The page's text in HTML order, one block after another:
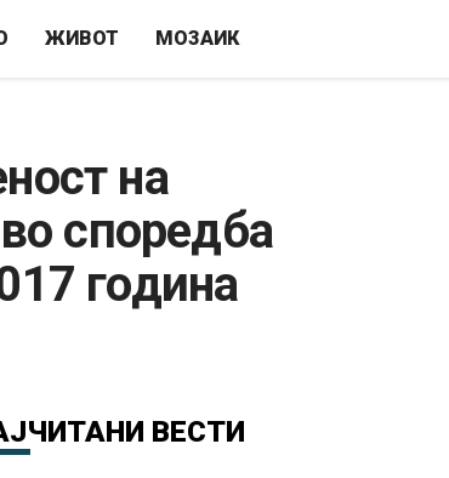
ЖИВОТ МОЗАИК
на
споредба
година
ВЕСТИ